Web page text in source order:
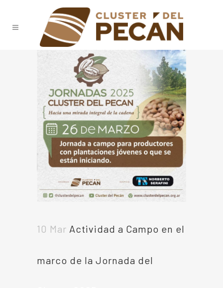
10 Mar Actividad a Campo en el
marco de la Jornada del